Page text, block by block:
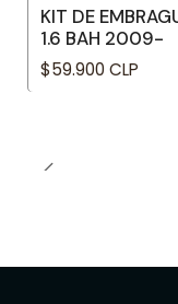
KIT DE
1.6 BAH 2009-
$59.900 CLP